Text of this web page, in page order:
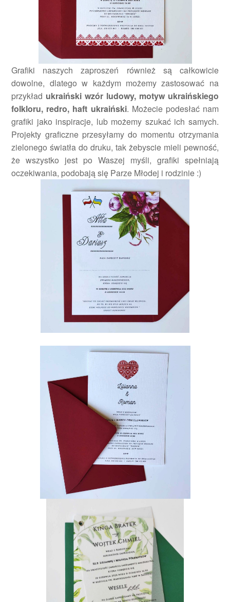
Grafiki naszych zaproszeń również są całkowicie
dowolne, dlatego w każdym możemy zastosować na
przykład ukraiński wzór ludowy, motyw ukraińskiego
folkloru, redro, haft ukraiński. Możecie podesłać nam
grafiki jako inspiracje, lub możemy szukać ich samych.
Projekty graficzne przesyłamy do momentu otrzymania
zielonego światła do druku, tak żebyscie mieli pewność,
że wszystko jest po Waszej myśli, grafiki spełniają
oczekiwania, podobają się Parze Młodej i rodzinie :)